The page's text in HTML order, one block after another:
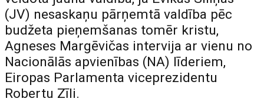
(JV) nesaskaņu pārņemtā valdība pēc
budžeta pieņemšanas tomēr kristu,
Agneses Margēvičas intervija ar vienu no
Nacionālās apvienības (NA) līderiem,
Eiropas Parlamenta viceprezidentu
Robertu Zīli.